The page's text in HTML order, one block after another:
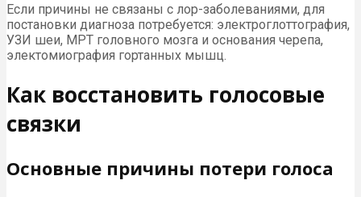
Если причины не связаны с лор-заболеваниями, для
постановки диагноза потребуется: электроглоттография,
УЗИ шеи, МРТ головного мозга и основания черепа,
электомиография гортанных мышц.
Как восстановить голосовые
связки
Основные причины потери голоса